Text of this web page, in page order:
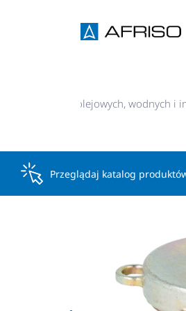
zbiorników olejowych, wodnych i
Przeglądaj katalog